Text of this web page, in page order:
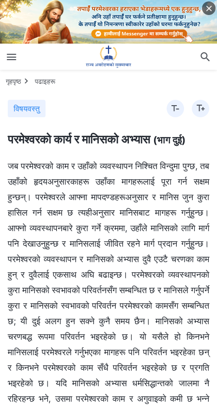
गृहपृष्ठ पढाइहरू
विषयवस्तु
परमेश्‍वरको कार्य र मानिसको अभ्यास (भाग दुई)
जब परमेश्‍वरको काम र उहाँको व्यवस्थापन निश्‍चित विन्दुमा पुग्छ, तब
उहाँको हृदयअनुसारकाहरू उहाँका मागहरूलाई पूरा गर्न सक्षम
हुन्छन्। परमेश्‍वरले आफ्ना मापदण्डहरूअनुसार र मानिस जुन कुरा
हासिल गर्न सक्षम छ त्यहीअनुसार मानिसबाट मागहरू गर्नुहुन्छ।
आफ्‍नो व्यवस्थापनबारे कुरा गर्ने क्रममा, उहाँले मानिसको लागि मार्ग
पनि देखाउनुहुन्छ र मानिसलाई जीवित रहने मार्ग प्रदान गर्नुहुन्छ।
परमेश्‍वरको व्यवस्थापन र मानिसको अभ्यास दुवै एउटै चरणका काम
हुन् र दुवैलाई एकसाथ अघि बढाइन्छ। परमेश्‍वरको व्यवस्थापनको
कुरा मानिसको स्वभावको परिवर्तनसँग सम्‍बन्धित छ र मानिसले गर्नुपर्ने
कुरा र मानिसको स्वभावको परिवर्तन परमेश्‍वरको कामसँग सम्‍बन्धित
छ; यी दुई अलग हुन सक्‍ने कुनै समय छैन। मानिसको अभ्यास
चरणबद्ध रूपमा परिवर्तन भइरहेको छ। यो यसैले हो किनभने
मानिसलाई परमेश्‍वरले गर्नुभएका मागहरू पनि परिवर्तन भइरहेका छन्
र किनभने परमेश्‍वरको काम सँधै परिवर्तन भइरहेको छ र प्रगति
भइरहेको छ। यदि मानिसको अभ्यास धर्मसिद्धान्तको जालमा नै
रहिरहन्छ भने, उसमा परमेश्‍वरको काम र अगुवाइको कमी छ भन्‍ने